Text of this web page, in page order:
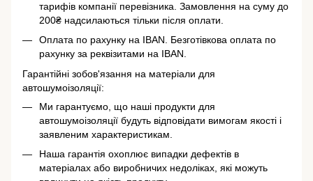
тарифів компанії перевізника. Замовлення на суму до
200₴ надсилаються тільки після оплати.
Оплата по рахунку на IBAN. Безготівкова оплата по
рахунку за реквізитами на IBAN.
Гарантійні зобов'язання на матеріали для
автошумоізоляції:
Ми гарантуємо, що наші продукти для
автошумоізоляції будуть відповідати вимогам якості і
заявленим характеристикам.
Наша гарантія охоплює випадки дефектів в
матеріалах або виробничих недоліках, які можуть